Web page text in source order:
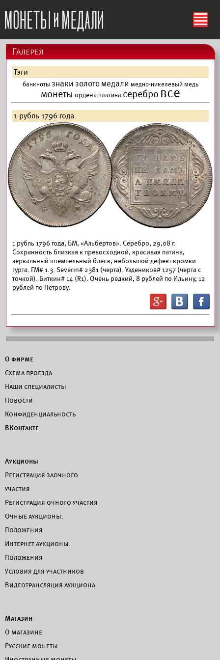
ś
Галерея
Тэги
банкноты знаки золотомедали медно-никелевыймедь
монеты ордена платина серебро все
1 рубль 1796 года.
1 рубль 1796 года, БМ, «Альбертов». Серебро, 29,08 г.
Сохранность близкая к превосходной, красивая патина,
зеркальный штемпельный блеск, небольшой дефект кромки
гурта. ГМ# 1.3. Severin# 2381 (черта). Уздеников# 1257 (черта с
точкой). Биткин# 14 (R1). Очень редкий, 8 рублей по Ильину, 12
рублей по Петрову.
F
B
G
О фирме
Схема проезда
Наши специалисты
Новости
Конфиденциальность
ВКонтакте
Аукционы
Регистрация заочного
участия
Регистрация очного участия
Очные аукционы.
Положения
Интернет аукционы.
Положения
Условия для участников
Видеотрансляция аукциона
Магазин
О магазине
Русские монеты